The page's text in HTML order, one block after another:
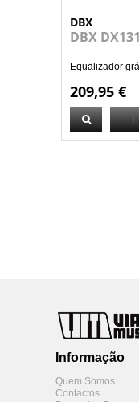
DBX
DBX
Equalizador
209,95 €
+
Informação
Quem Somos
Contactos